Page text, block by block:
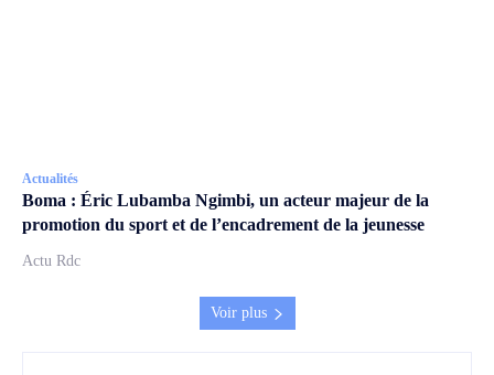
Actualités
Boma : Éric Lubamba Ngimbi, un acteur majeur de la
promotion du sport et de l’encadrement de la jeunesse
Actu Rdc
Voir plus